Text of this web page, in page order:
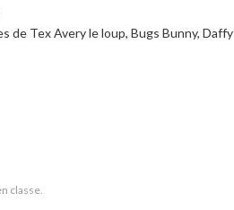
de Tex Avery le loup, Bugs Bunny, Daffy
classe.